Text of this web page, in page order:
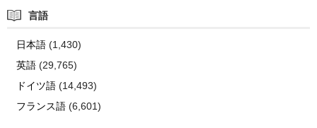
言語
日本語(1,430)
英語(29,765)
ドイツ語(14,493)
フランス語(6,601)